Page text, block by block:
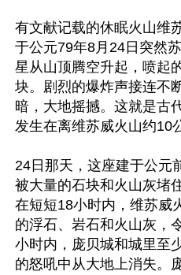
有文献记载的休眠火山维
于公元79年8月24日突然
星从山顶腾空升起，喷起
块。剧烈的爆炸声接连不
暗，大地摇撼。这就是古
发生在离维苏威火山约10
24日那天，这座建于公元
被大量的石块和火山灰堵
在短短18小时内，维苏威
的浮石、岩石和火山灰，
小时内，庞贝城和城里至
的怒吼中从大地上消失。